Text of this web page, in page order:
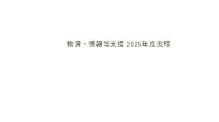
物資・情報等支援 2025年度実績